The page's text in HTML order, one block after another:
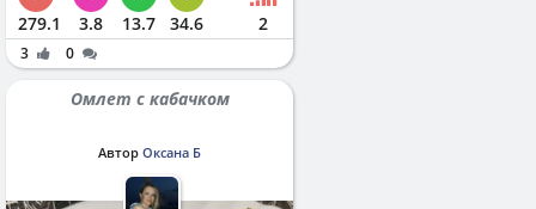
279.1 3.8 13.7 34.6 2
3 0
Омлет с кабачком
Автор Оксана Б